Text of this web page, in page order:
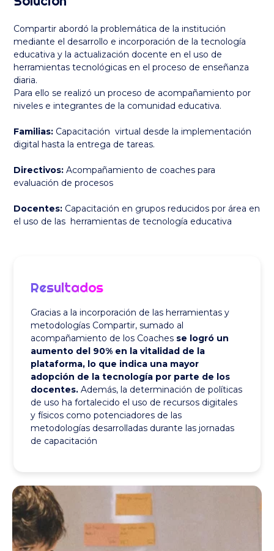
Compartir abordó la problemática de la institución
mediante el desarrollo e incorporación de la tecnología
educativa y la actualización docente en el uso de
herramientas tecnológicas en el proceso de enseñanza
diaria.
Para ello se realizó un proceso de acompañamiento por
niveles e integrantes de la comunidad educativa.
Familias: Capacitación virtual desde la implementación
digital hasta la entrega de tareas.
Directivos: Acompañamiento de coaches para
evaluación de procesos
Docentes: Capacitación en grupos reducidos por área en
el uso de las herramientas de tecnología educativa
Resultados
Gracias a la incorporación de las herramientas y
metodologías Compartir, sumado al
acompañamiento de los Coaches se logró un
aumento del 90% en la vitalidad de la
plataforma, lo que indica una mayor
adopción de la tecnología por parte de los
docentes.Además, la determinación de políticas
de uso ha fortalecido el uso de recursos digitales
y físicos como potenciadores de las
metodologías desarrolladas durante las jornadas
de capacitación